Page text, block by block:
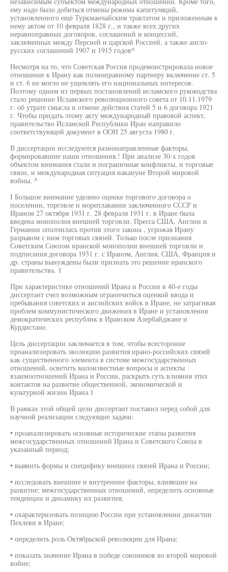
ему надо было добиться отмены режима капитуляций,
установленного ещё Туркманчайским трактатом и приложенным к
нему актом от 10 февраля 1828 г., и также всех других
неравноправных договоров, соглашений и концессий,
заключенных между Персией и царской Россией, а также англо-
русских соглашений 1907 и 1915 годов^
Несмотря на то, что Советская Россия продемонстрировала новое
отношение к Ирану как полноправному партнеру включение ст. 5
и ст. 6 не могло не ущемлять его национальных интересов.
Поэтому одним из первых постановлений исламского руководства
стало решение Исламского революционного совета от 10.11.1979
г. об утрате смысла и отмене действия статей 5 и 6 договора 1921
г. Чтобы придать этому акту международный правовой аспект,
правительство Исламской Республики Иран направило
соответствующей документ в ООН 25 августа 1980 г.
В диссертации исследуются разнонаправленные факторы,
формировавшие наши отношения.! При анализе 30-х годов
объектом внимания стали и пограничные конфликты, и торговые
связи, и международная ситуация накануне Второй мировой
войны. ^
I Большое внимание уделено оценке торгового договора о
поселении, торговле и мореплавании заключенного СССР и
Ираном 27 октября 1931 г. 28 февраля 1931 г. в Иране была
введена монополия внешней торговли. Пресса США, Англии и
Германии ополчилась против этого закона , угрожая Ирану
разрывом с ним торговых связей. Только после признания
Советским Союзом иранской монополии внешней торговли и
подписания договора 1931 г. с Ираном, Англия, США, Франция и
др. страны вынуждены были признать это решение иранского
правительства. 1
При характеристике отношений Ирана и России в 40-е годы
диссертант счел возможным ограничиться оценкой ввода и
пребывания советских и английских войск в Иране, не затрагивая
проблем коммунистического движения в Иране и установления
демократических республик в Иранском Азербайджане и
Курдистане.
Цель диссертации заключается в том, чтобы всесторонне
проанализировать эволюцию развития ирано-российских связей
как существенного элемента в системе межгосударственных
отношений, осветить малоизвестные вопросы и аспекты
взаимоотношений Ирана и России, раскрыть суть влияния этих
контактов на развитие общественной, экономической и
культурной жизни Ирана.1
В рамках этой общей цели диссертант поставил перед собой для
научной реализации следующие задачи:
• проанализировать основные исторические этапы развития
межгосударственных отношений Ирана и Советского Союза в
указанный период;
• выявить формы и специфику внешних связей Ирана и России;
• исследовать внешние и внутренние факторы, влиявшие на
развитие; межгосударственных отношений, определить основные
тенденции и динамику их развития;
• охарактеризовать позицию России при установлении династии
Пехлеви в Иране;
• определить роль Октябрьской революции для Ирана;
• показать значение Ирана в победе союзников во второй мировой
войне;